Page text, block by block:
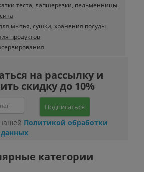
теста, лапшерезки, пельменницы
мытья, сушки, хранения посуды
продуктов
на рассылку и
скидку до 10%
Подписаться
Политикой обработки
категории